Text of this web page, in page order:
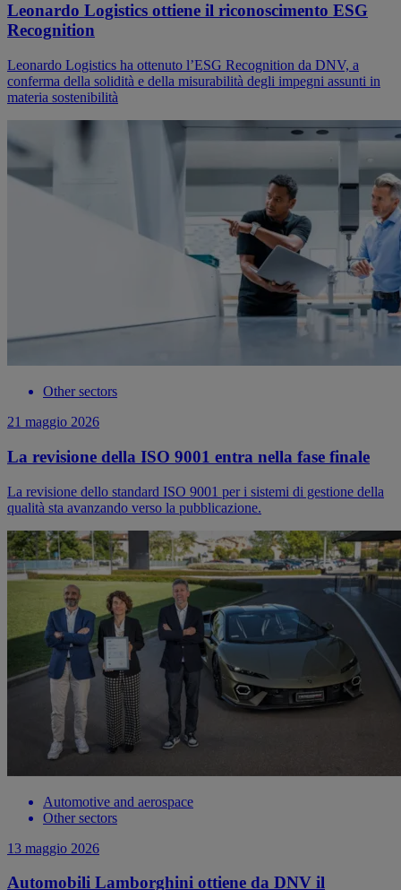
Leonardo Logistics ottiene il riconoscimento ESG
Recognition
Leonardo Logistics ha ottenuto l’ESG Recognition da DNV, a
conferma della solidità e della misurabilità degli impegni assunti in
materia sostenibilità
Other sectors
21 maggio 2026
La revisione della ISO 9001 entra nella fase finale
La revisione dello standard ISO 9001 per i sistemi di gestione della
qualità sta avanzando verso la pubblicazione.
Automotive and aerospace
Other sectors
13 maggio 2026
Automobili Lamborghini ottiene da DNV il